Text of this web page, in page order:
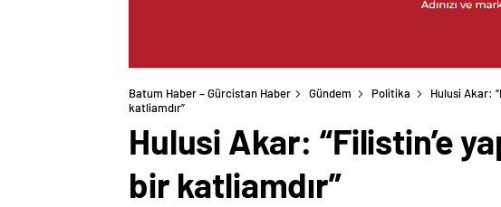
Batum Haber – Gürcistan Haber Gündem Politika
Hulusi Akar:
katliamdır”
Hulusi Akar: “Filistin’e
bir katliamdır”